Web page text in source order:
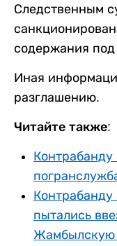
Следственным
содержания
Иная
разглашению.
Читайте также:
Контрабанду
Контрабанду
пытались
Жамбылскую